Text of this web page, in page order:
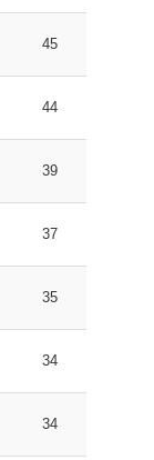
45
44
39
37
35
34
34